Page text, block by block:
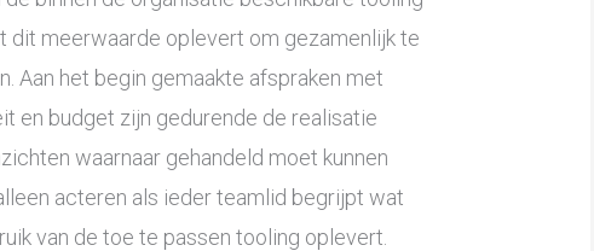
dit meerwaarde oplevert om gezamenlijk te
Aan het begin gemaakte afspraken met
en budget zijn gedurende de realisatie
waarnaar gehandeld moet kunnen
acteren als ieder teamlid begrijpt wat
van de toe te passen tooling oplevert.